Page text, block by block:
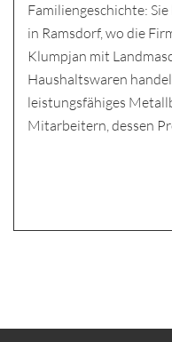
Familiengeschichte:
in Ramsdorf, wo die
Klumpjan mit
Haushaltswaren
leistungsfähiges
Mitarbeitern, dessen